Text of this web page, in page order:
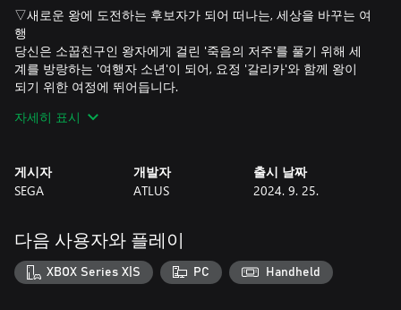
▽새로운 왕에 도전하는 후보자가 되어 떠나는, 세상을 바꾸는 여
행
당신은 소꿉친구인 왕자에게 걸린 '죽음의 저주'를 풀기 위해 세
계를 방랑하는 '여행자 소년'이 되어, 요정 '갈리카'와 함께 왕이
되기 위한 여정에 뛰어듭니다.
▽강적을 무릎 꿇리고 약한 적을 소탕하는, 긴장과 쾌감이 교차하
쿼드'를 채용했습니다.
던전에 도사리는 강적과 싸울 때는 턴 기반의 커맨드 배틀을 통해
니다.
한편, 약한 적은 필드에서 액션만으로 소탕할 수도 있습니다.
성취감과 통쾌함이 가득한 배틀을 꼭 즐겨 보세요.
자세히 표시
게시자
SEGA
개발자
ATLUS
출시 날짜
2024. 9. 25.
다음 사용자와 플레이
XBOX Series X|S PC Handheld